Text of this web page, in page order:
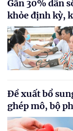
Gần 30% dân
khỏe định kỳ,
Đề xuất bổ
ghép mô, bộ